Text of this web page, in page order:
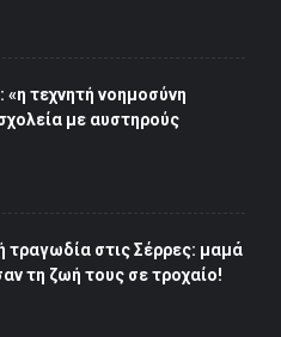
«η τεχνητή νοημοσύνη
με αυστηρούς
τραγωδία στις Σέρρες: μαμά
τη ζωή τους σε τροχαίο!